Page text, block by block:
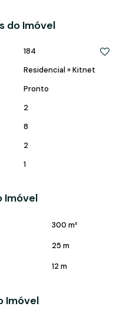
do Imóvel
184
Residencial »Kitnet
Pronto
2
8
2
1
Imóvel
300 m²
25 m
12 m
Imóvel